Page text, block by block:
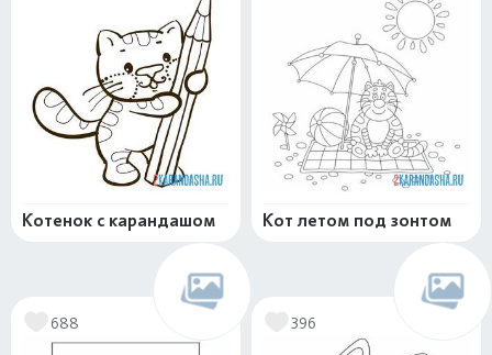
Котенок с карандашом Кот летом под зонтом
688 396